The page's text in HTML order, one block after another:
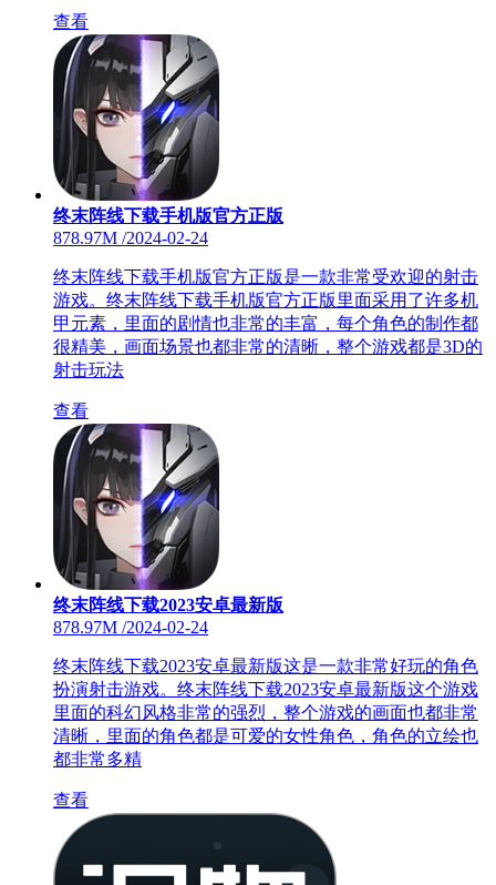
查看
终末阵线下载手机版官方正版
878.97M /2024-02-24
终末阵线下载手机版官方正版是一款非常受欢迎的射击
游戏。终末阵线下载手机版官方正版里面采用了许多机
甲元素，里面的剧情也非常的丰富，每个角色的制作都
很精美，画面场景也都非常的清晰，整个游戏都是3D的
射击玩法
查看
终末阵线下载2023安卓最新版
878.97M /2024-02-24
终末阵线下载2023安卓最新版这是一款非常好玩的角色
扮演射击游戏。终末阵线下载2023安卓最新版这个游戏
里面的科幻风格非常的强烈，整个游戏的画面也都非常
清晰，里面的角色都是可爱的女性角色，角色的立绘也
都非常多精
查看